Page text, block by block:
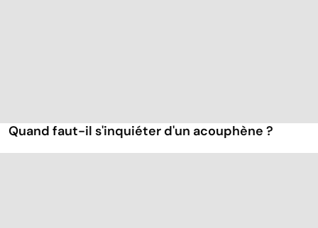
Quand faut-il s'inquiéter d'un acouphène ?